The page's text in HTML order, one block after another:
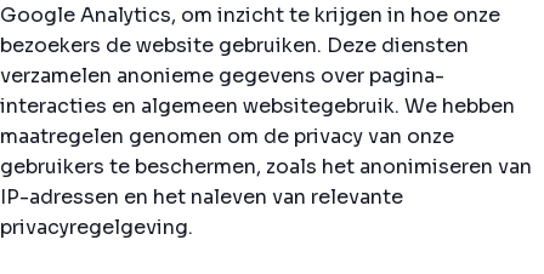
Google Analytics, om inzicht te krijgen in hoe onze
bezoekers de website gebruiken. Deze diensten
verzamelen anonieme gegevens over pagina-
interacties en algemeen websitegebruik. We hebben
maatregelen genomen om de privacy van onze
gebruikers te beschermen, zoals het anonimiseren van
IP-adressen en het naleven van relevante
privacyregelgeving.